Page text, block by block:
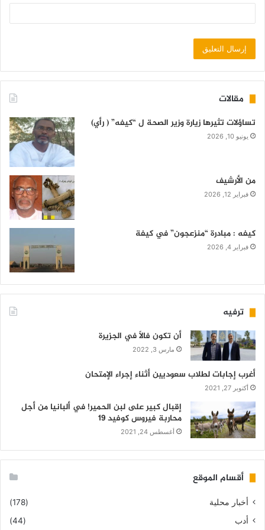
مقالات
تساؤلات تثيرها زيارة وزير الصحة ل “كيفه” ( رأي)
يونيو 10, 2026
من الأرشيف
فبراير 12, 2026
كيفه : مبادرة “منزعجون” في كيفة
فبراير 4, 2026
ترفيه
أن تكون فالاً في الجزيرة
مارس 3, 2022
أغرب إجابات لطلاب سعوديين أثناء إجراء الإمتحان
أكتوبر 27, 2021
إقبال كبير على لبن الحمير! في ألبانيا من أجل
محاربة فيروس كوفيد 19
أغسطس 24, 2021
أقسام الموقع
أخبار محلية
(178)
أدب
(44)